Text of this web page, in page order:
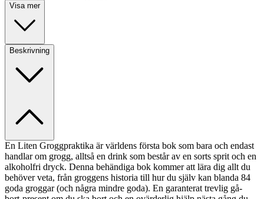
Visa mer
Beskrivning
En Liten Groggpraktika är världens första bok som bara och endast
handlar om grogg, alltså en drink som består av en sorts sprit och en
alkoholfri dryck. Denna behändiga bok kommer att lära dig allt du
behöver veta, från groggens historia till hur du själv kan blanda 84
goda groggar (och några mindre goda). En garanterat trevlig gå-